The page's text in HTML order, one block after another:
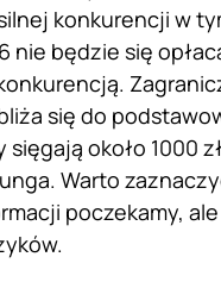
konkurencji w
nie będzie się
się do
około 1000
Warto
poczekamy,